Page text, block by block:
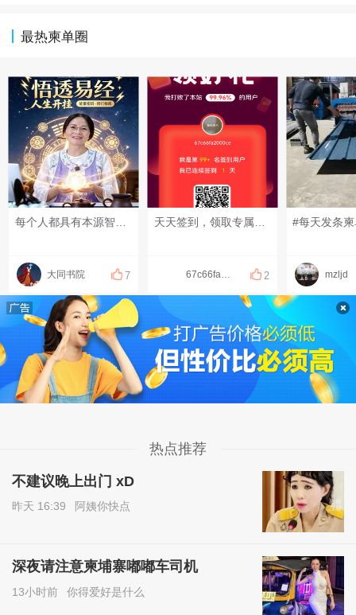
最热柬单圈
每个人都具有本源智慧，只是被无明遮住了天眼，大自然会给每个人很多考验，一旦通关，便自动可开启应该匹配给你的智慧#红尘修行 #文化传承 #开悟觉醒
大同书院 7
天天签到，领取专属福利
2
#每天发条
mzljd
热点推荐
不建议晚上出门 xD
昨天 16:39 阿姨你快点
深夜请注意柬埔寨嘟嘟车司机
13小时前 你得爱好是什么